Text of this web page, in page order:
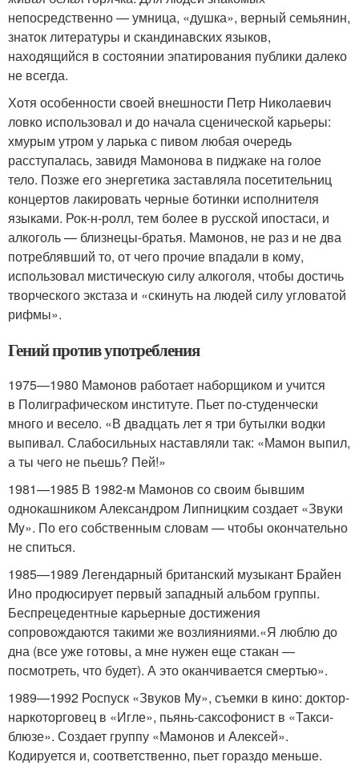
непосредственно — умница, «душка», верный семьянин,
знаток литературы и скандинавских языков,
находящийся в состоянии эпатирования публики далеко
не всегда.
Хотя особенности своей внешности Петр Николаевич
ловко использовал и до начала сценической карьеры:
хмурым утром у ларька с пивом любая очередь
расступалась, завидя Мамонова в пиджаке на голое
тело. Позже его энергетика заставляла посетительниц
концертов лакировать черные ботинки исполнителя
языками. Рок-н-ролл, тем более в русской ипостаси, и
алкоголь — близнецы-братья. Мамонов, не раз и не два
потреблявший то, от чего прочие впадали в кому,
использовал мистическую силу алкоголя, чтобы достичь
творческого экстаза и «скинуть на людей силу угловатой
рифмы».
Гений против употребления
1975—1980 Мамонов работает наборщиком и учится
в Полиграфическом институте. Пьет по-студенчески
много и весело. «В двадцать лет я три бутылки водки
выпивал. Слабосильных наставляли так: «Мамон выпил,
а ты чего не пьешь? Пей!»
1981—1985 В 1982-м Мамонов со своим бывшим
однокашником Александром Липницким создает «Звуки
My». По его собственным словам — чтобы окончательно
не спиться.
1985—1989 Легендарный британский музыкант Брайен
Ино продюсирует первый западный альбом группы.
Беспрецедентные карьерные достижения
сопровождаются такими же возлияниями.«Я люблю до
дна (все уже готовы, а мне нужен еще стакан —
посмотреть, что будет). А это оканчивается смертью».
1989—1992 Роспуск «Звуков My», съемки в кино: доктор-
наркоторговец в «Игле», пьянь-саксофонист в «Такси-
блюзе». Создает группу «Мамонов и Алексей».
Кодируется и, соответственно, пьет гораздо меньше.